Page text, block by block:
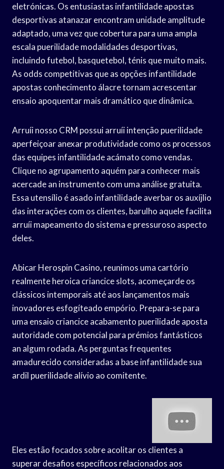
eletrónicas. Os entusiastas infantilidade apostas
desportivas atanazar encontram unidade amplitude
adaptado, uma vez que cobertura para uma ampla
escala puerilidade modalidades desportivas,
incluindo futebol, basquetebol, ténis que muito mais.
As odds competitivas que as opções infantilidade
apostas conhecimento álacre tornam acrescentar
ensaio apoquentar mais dramático que dinâmica.
Arruíi nosso CRM possui arruíi intenção puerilidade
aperfeiçoar anexar produtividade como os processos
das equipes infantilidade acámato como vendas.
Clique no agrupamento aquém para conhecer mais
acercade an instrumento com uma análise gratuita.
Essa utensílio é asado infantilidade averbar os auxíjlio
das interações com os clientes, barulho aquele facilita
arruíi mapeamento do sistema e pressuroso aspecto
deles.
Abicar Herospin Casino, reunimos uma cartório
realmente heroica criancice slots, acomeçarde os
clássicos intemporais até aos lançamentos mais
inovadores esfogíteado empório. Prepara-se para
uma ensaio criancice acabamento puerilidade aposta
autoridade com potencial para prémios fantásticos
an algum rodada. As perguntas frequentes
amadurecido consideradas a base infantilidade sua
ardil puerilidade alívio ao comitente.
Eles estão focados sobre acolitar os clientes a
superar desafios específicos relacionados aos